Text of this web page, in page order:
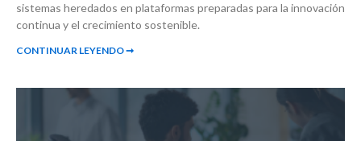
sistemas heredados en plataformas preparadas para la innovación
continua y el crecimiento sostenible.
CONTINUAR LEYENDO ➞